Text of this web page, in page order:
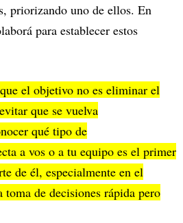
priorizando uno de ellos. En
para establecer estos
el objetivo no es eliminar el
que se vuelva
qué tipo de
a vos o a tu equipo es el primer
de él, especialmente en el
de decisiones rápida pero